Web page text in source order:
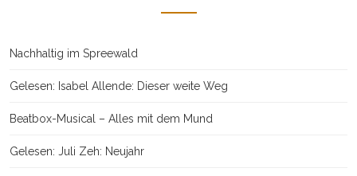
Nachhaltig im Spreewald
Gelesen: Isabel Allende: Dieser weite Weg
Beatbox-Musical – Alles mit dem Mund
Gelesen: Juli Zeh: Neujahr